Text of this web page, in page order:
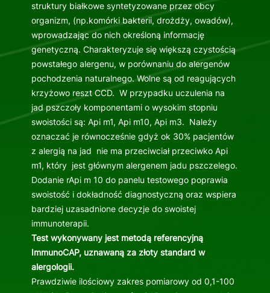
struktury białkowe syntetyzowane przez obcy
organizm, (np.komórki bakterii, drożdży, owadów),
wprowadzając do nich określoną informację
genetyczną. Charakteryzuje się większą czystością
powstałego alergenu, w porównaniu do alergenów
pochodzenia naturalnego. Wolne są od reagujących
krzyżowo reszt CCD. W przypadku uczulenia na
jad pszczoły komponentami o wysokim stopniu
swoistości są: Api m1, Api m10, Api m3. Należy
oznaczać je równocześnie gdyż ok 30% pacjentów
z alergią na jad nie ma przeciwciał przeciwko Api
m1, który jest głównym alergenem jadu pszczelego.
Dodanie rApi m 10 do panelu testowego poprawia
swoistość i dokładność diagnostyczną oraz wspiera
bardziej uzasadnione decyzje do swoistej
immunoterapii.
Test wykonywany jest metodą referencyjną
ImmunoCAP, uznawaną za złoty standard w
alergologii.
Prawdziwie ilościowy zakres pomiarowy od 0,1-100